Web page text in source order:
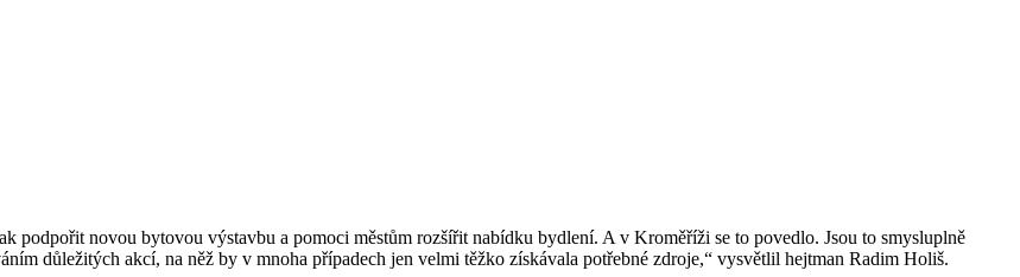
podpořit novou bytovou výstavbu a pomoci městům rozšířit nabídku bydlení. A v Kroměříži se to povedlo. Jsou to smysluplně
důležitých akcí, na něž by v mnoha případech jen velmi těžko získávala potřebné zdroje,“ vysvětlil hejtman Radim Holiš.